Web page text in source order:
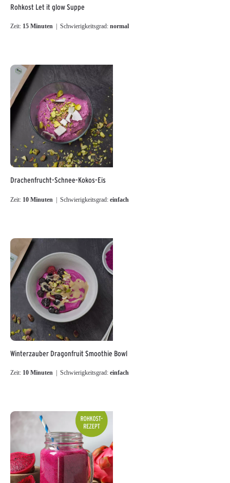
Rohkost Let it glow Suppe
Zeit: 15 Minuten | Schwierigkeitsgrad: normal
Drachenfrucht-Schnee-Kokos-Eis
Zeit: 10 Minuten | Schwierigkeitsgrad: einfach
Winterzauber Dragonfruit Smoothie Bowl
Zeit: 10 Minuten | Schwierigkeitsgrad: einfach